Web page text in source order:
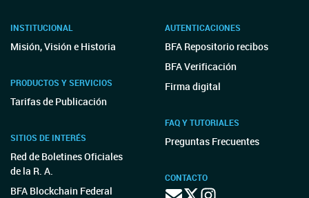
INSTITUCIONAL
Misión, Visión e Historia
PRODUCTOS Y SERVICIOS
Tarifas de Publicación
SITIOS DE INTERÉS
Red de Boletines Oficiales
de la R. A.
BFA Blockchain Federal
AUTENTICACIONES
BFA Repositorio recibos
BFA Verificación
Firma digital
FAQ Y TUTORIALES
Preguntas Frecuentes
CONTACTO